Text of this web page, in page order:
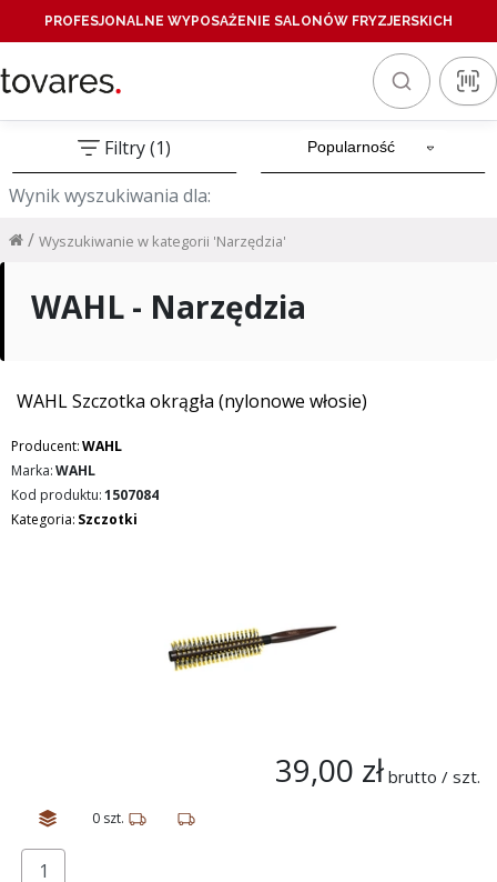
PROFESJONALNE WYPOSAŻENIE SALONÓW FRYZJERSKICH
Filtry (1)
Wynik wyszukiwania dla:
Wyszukiwanie w kategorii 'Narzędzia'
/
WAHL - Narzędzia
WAHL Szczotka okrągła (nylonowe włosie)
Producent:WAHL
Marka:WAHL
Kod produktu:1507084
Kategoria: Szczotki
39,00 zł brutto / szt.
0 szt.